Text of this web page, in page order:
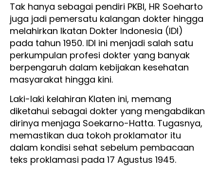
Tak hanya sebagai pendiri PKBI, HR Soeharto
juga jadi pemersatu kalangan dokter hingga
melahirkan Ikatan Dokter Indonesia (IDI)
pada tahun 1950. IDI ini menjadi salah satu
perkumpulan profesi dokter yang banyak
berpengaruh dalam kebijakan kesehatan
masyarakat hingga kini.
Laki-laki kelahiran Klaten ini, memang
diketahui sebagai dokter yang mengabdikan
dirinya menjaga Soekarno-Hatta. Tugasnya,
memastikan dua tokoh proklamator itu
dalam kondisi sehat sebelum pembacaan
teks proklamasi pada 17 Agustus 1945.